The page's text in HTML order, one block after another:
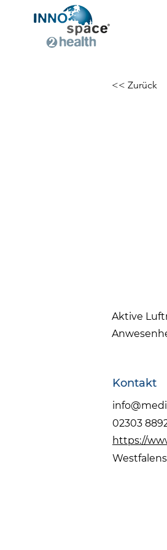
<< Zurück
Aktive
Kontakt
02303
https://